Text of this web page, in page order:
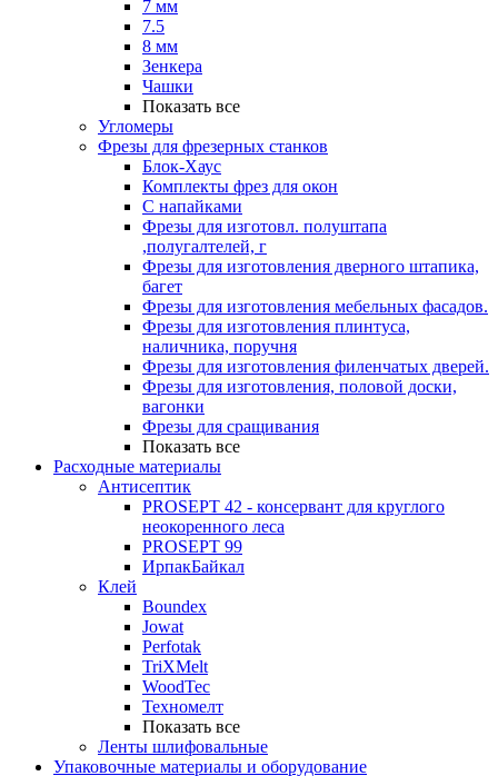
7 мм
7.5
8 мм
Зенкера
Чашки
Показать все
Угломеры
Фрезы для фрезерных станков
Блок-Хаус
Комплекты фрез для окон
С напайками
Фрезы для изготовл. полуштапа
,полугалтелей, г
Фрезы для изготовления дверного штапика,
багет
Фрезы для изготовления мебельных фасадов.
Фрезы для изготовления плинтуса,
наличника, поручня
Фрезы для изготовления филенчатых дверей.
Фрезы для изготовления, половой доски,
вагонки
Фрезы для сращивания
Показать все
Расходные материалы
Антисептик
PROSEPT 42 - консервант для круглого
неокоренного леса
PROSEPT 99
ИрпакБайкал
Клей
Boundex
Jowat
Perfotak
TriXMelt
WoodTec
Техномелт
Показать все
Ленты шлифовальные
Упаковочные материалы и оборудование